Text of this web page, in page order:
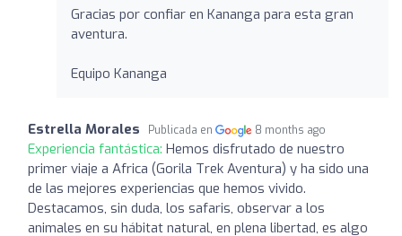
Gracias por confiar en Kananga para esta gran
aventura.
Equipo Kananga
Estrella Morales Publicada en 8 months ago
Experiencia fantástica: Hemos disfrutado de nuestro
primer viaje a Africa (Gorila Trek Aventura) y ha sido una
de las mejores experiencias que hemos vivido.
Destacamos, sin duda, los safaris, observar a los
animales en su hábitat natural, en plena libertad, es algo